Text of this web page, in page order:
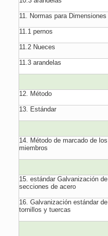
11. Normas para Dimensiones
11.1 pernos
11.2 Nueces
11.3 arandelas
12. Método
13. Estándar
14. Método de marcado de los
miembros
15. estándar Galvanización de
secciones de acero
16. Galvanización estándar de
tornillos y tuercas